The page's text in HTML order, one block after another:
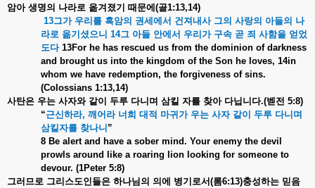
암아 생명의 나라로 옮겨졌기 때문에 (골1:13,14)
13그가 우리를 흑암의 권세에서 건져내사 그의 사랑의 아들의 나
라로 옮기셨으니 14그 아들 안에서 우리가 구속 곧 죄 사함을 얻었
도다 13For he has rescued us from the dominion of darkness
and brought us into the kingdom of the Son he loves, 14in
whom we have redemption, the forgiveness of sins.
(Colossians 1:13,14)
사탄은 우는 사자와 같이 두루 다니며 삼킬 자를 찾아 다닙니다.(벧전 5:8)
“근신하라, 깨어라 너희 대적 마귀가 우는 사자 같이 두루 다니며
삼킬자를 찾나니 ”
8 Be alert and have a sober mind. Your enemy the devil
prowls around like a roaring lion looking for someone to
devour. (1Peter 5:8)
그러므로 그리스도인들은 하나님의 의에 병기로서 (롬6:13)충성하는 믿음